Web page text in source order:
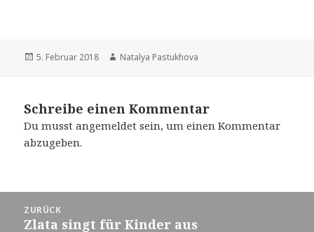
Veröffentlicht
5. Februar 2018 Autor
Natalya Pastukhova
Schreibe einen Kommentar
Du musstangemeldet sein, um einen Kommentar
abzugeben.
ZURÜCK
Vorheriger
Zlata singt für Kinder aus